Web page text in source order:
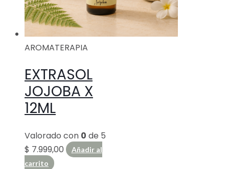
AROMATERAPIA
EXTRASOL
JOJOBA X
12ML
Valorado con 0 de 5
$ 7.999,00
Añadir al
carrito